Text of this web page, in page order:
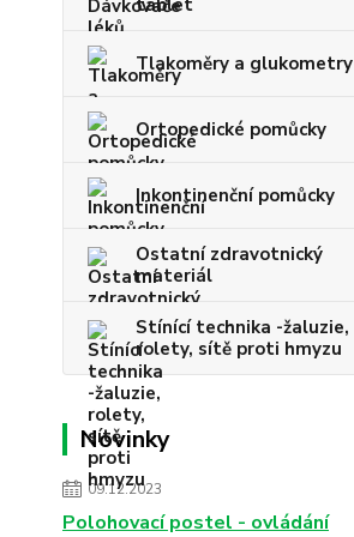
tablet
Tlakoměry a glukometry
Ortopedické pomůcky
Inkontinenční pomůcky
Ostatní zdravotnický
materiál
Stínící technika -žaluzie,
rolety, sítě proti hmyzu
Novinky
09.12.2023
Polohovací postel - ovládání